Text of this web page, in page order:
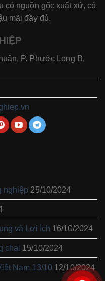
có nguồn gốc xuất xứ, có
mãi đầy đủ.
P. Phước Long B,
nghiệp 25/10/2024
và Lợi Ích 16/10/2024
chai 15/10/2024
Nam 13/10 12/10/2024